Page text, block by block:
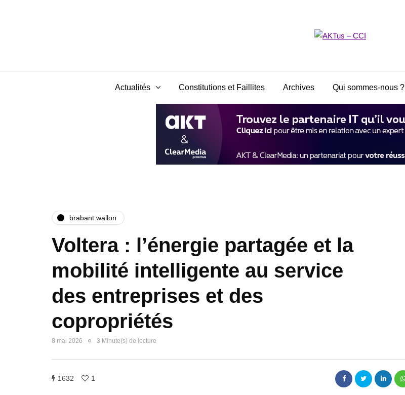
Actualités Constitutions et Faillites Archives Qui sommes-nous ?
brabant wallon
Voltera : l’énergie partagée et la
mobilité intelligente au service
des entreprises et des
copropriétés
8 mai 2026 3 Minute(s) de lecture
1632 1